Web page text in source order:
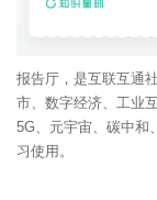
报告厅，是互联互通
市、数字经济、工业
5G、元宇宙、碳中和
习使用。